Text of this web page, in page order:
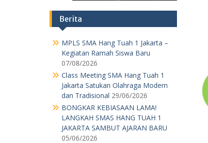
Berita
MPLS SMA Hang Tuah 1 Jakarta –
Kegiatan Ramah Siswa Baru
07/08/2026
Class Meeting SMA Hang Tuah 1
Jakarta Satukan Olahraga Modern
dan Tradisional 29/06/2026
BONGKAR KEBIASAAN LAMA!
LANGKAH SMAS HANG TUAH 1
JAKARTA SAMBUT AJARAN BARU
05/06/2026